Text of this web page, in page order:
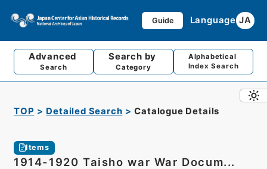
Guide Language JA
Advanced
Search
Search by
Category
Alphabetical
Index Search
TOP Detailed Search Catalogue Details
Items
1914-1920 Taisho war War Docum...